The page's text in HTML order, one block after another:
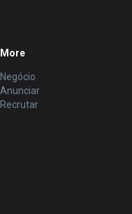
More
Negócio
Anunciar
Recrutar